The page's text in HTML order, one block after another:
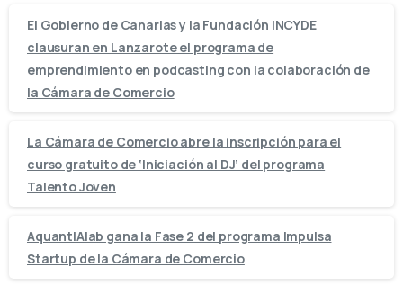
El Gobierno de Canarias y la Fundación INCYDE
clausuran en Lanzarote el programa de
emprendimiento en podcasting con la colaboración de
la Cámara de Comercio
La Cámara de Comercio abre la inscripción para el
curso gratuito de ‘Iniciación al DJ’ del programa
Talento Joven
AquantIAlab gana la Fase 2 del programa Impulsa
Startup de la Cámara de Comercio